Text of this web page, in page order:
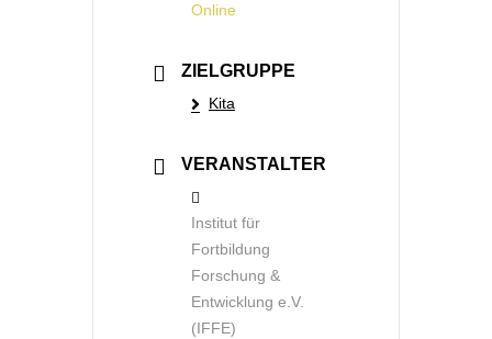
Online
ZIELGRUPPE
Kita
VERANSTALTER
Institut für
Fortbildung
Forschung &
Entwicklung e.V.
(IFFE)